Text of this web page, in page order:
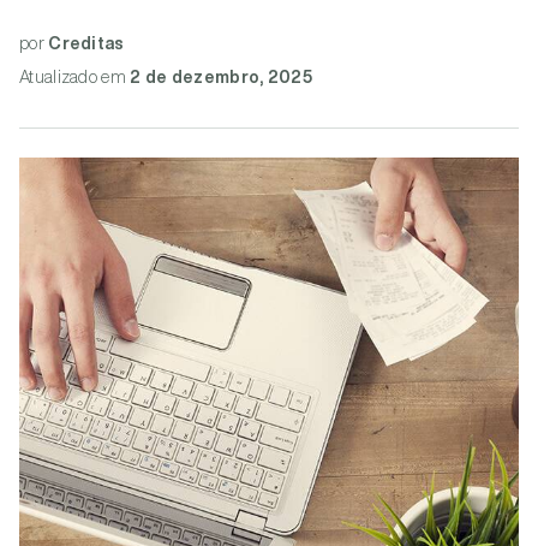
por Creditas
Atualizado em 2 de dezembro, 2025